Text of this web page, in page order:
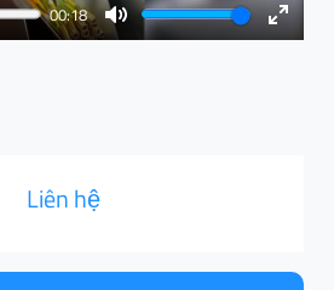
00:18
Mute
Enter
Liên hệ